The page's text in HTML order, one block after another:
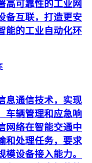
高可靠性的工业网
备互联，打造更安
能的工业自动化环
息通信技术，实现
车辆管理和应急响
网络在智能交通中
和处理任务，要求
设备接入能力。